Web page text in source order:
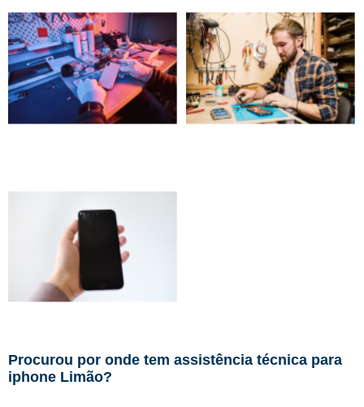
Procurou por onde tem assistência técnica para
iphone Limão?